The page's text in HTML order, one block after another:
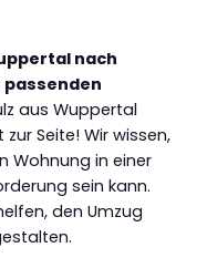
nach
passenden
aus Wuppertal
Seite! Wir wissen,
Wohnung in einer
sein kann.
den Umzug